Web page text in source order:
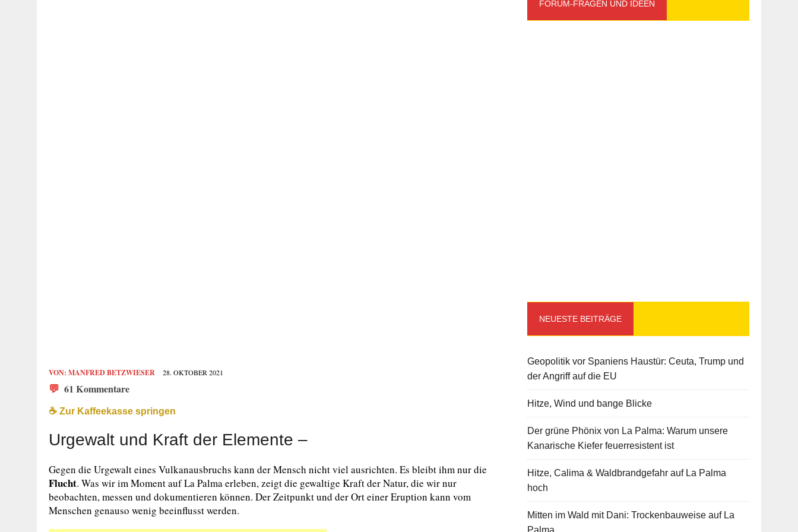
VON: MANFRED BETZWIESER 28. OKTOBER 2021
💬 61 Kommentare
☕️ Zur Kaffeekasse springen
Urgewalt und Kraft der Elemente –
Gegen die Urgewalt eines Vulkanausbruchs kann der Mensch nicht viel ausrichten. Es bleibt ihm nur die
Flucht. Was wir im Moment auf La Palma erleben, zeigt die gewaltige Kraft der Natur, die wir nur
beobachten, messen und dokumentieren können. Der Zeitpunkt und der Ort einer Eruption kann vom
Menschen genauso wenig beeinflusst werden.
FORUM-FRAGEN UND IDEEN
NEUESTE BEITRÄGE
Geopolitik vor Spaniens Haustür: Ceuta, Trump und
der Angriff auf die EU
Hitze, Wind und bange Blicke
Der grüne Phönix von La Palma: Warum unsere
Kanarische Kiefer feuerresistent ist
Hitze, Calima & Waldbrandgefahr auf La Palma
hoch
Mitten im Wald mit Dani: Trockenbauweise auf La
Palma